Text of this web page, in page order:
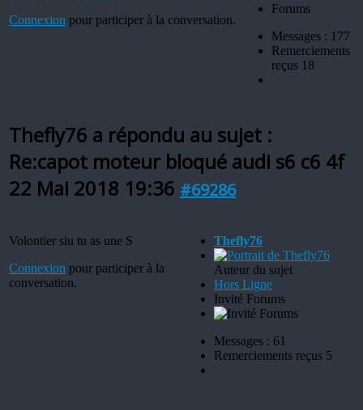
Connexion pour participer à la conversation.
Messages : 177
Remerciements
reçus 18
Thefly76 a répondu au sujet :
Re:capot moteur bloqué audi s6 c6 4f
22 Mai 2018 19:36 #69286
Volontier siu tu as une S
Connexion pour participer à la
conversation.
Thefly76
Auteur du sujet
Hors Ligne
Invité Forums
Messages : 61
Remerciements reçus 5